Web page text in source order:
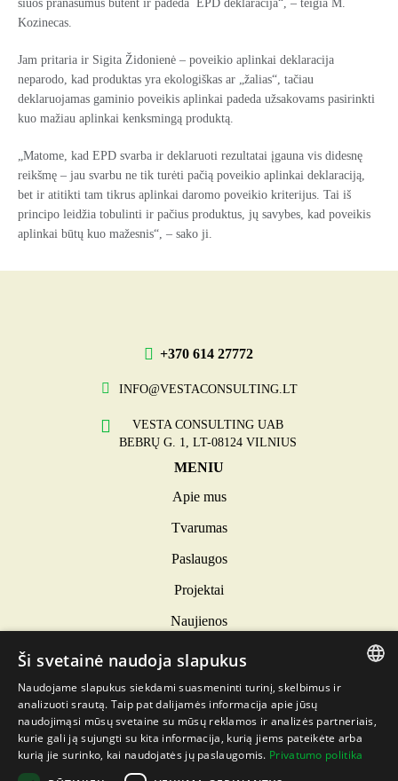
šiuos pranašumus būtent ir padeda EPD deklaracija“, – teigia M.
Kozinecas.
Jam pritaria ir Sigita Židonienė – poveikio aplinkai deklaracija
neparodo, kad produktas yra ekologiškas ar „žalias“, tačiau
deklaruojamas gaminio poveikis aplinkai padeda užsakovams pasirinkti
kuo mažiau aplinkai kenksmingą produktą.
„Matome, kad EPD svarba ir deklaruoti rezultatai įgauna vis didesnę
reikšmę – jau svarbu ne tik turėti pačią poveikio aplinkai deklaraciją,
bet ir atitikti tam tikrus aplinkai daromo poveikio kriterijus. Tai iš
principo leidžia tobulinti ir pačius produktus, jų savybes, kad poveikis
aplinkai būtų kuo mažesnis“, – sako ji.
+370 614 27772
INFO@VESTACONSULTING.LT
VESTA CONSULTING UAB
BEBRŲ G. 1, LT-08124 VILNIUS
MENIU
Apie mus
Tvarumas
Paslaugos
Projektai
Naujienos
Kontaktai
Privatumo politika
Slapukų politika
LATVIAN
ENGLISH
Ši svetainė naudoja slapukus
Naudojame slapukus siekdami suasmeninti turinį, skelbimus ir
analizuoti srautą. Taip pat dalijamės informacija apie jūsų
naudojimąsi mūsų svetaine su mūsų reklamos ir analizės partneriais,
kurie gali ją sujungti su kita informacija, kurią jiems pateikėte arba
kurią jie surinko, kai naudojatės jų paslaugomis. Privatumo politika